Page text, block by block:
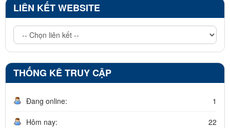
LIÊN KẾT WEBSITE
THỐNG KÊ TRUY CẬP
Đang online: 1
Hôm nay: 22